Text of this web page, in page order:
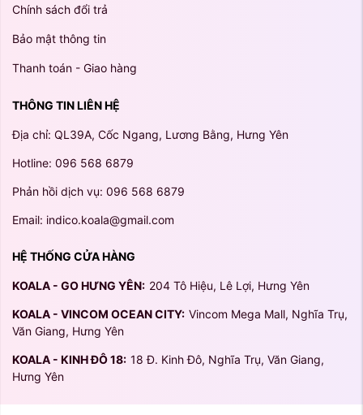
Chính sách đổi trả
Bảo mật thông tin
Thanh toán - Giao hàng
THÔNG TIN LIÊN HỆ
Địa chỉ: QL39A, Cốc Ngang, Lương Bằng, Hưng Yên
Hotline: 096 568 6879
Phản hồi dịch vụ: 096 568 6879
Email: indico.koala@gmail.com
HỆ THỐNG CỬA HÀNG
KOALA - GO HƯNG YÊN: 204 Tô Hiệu, Lê Lợi, Hưng Yên
KOALA - VINCOM OCEAN CITY: Vincom Mega Mall, Nghĩa Trụ,
Văn Giang, Hưng Yên
KOALA - KINH ĐÔ 18: 18 Đ. Kinh Đô, Nghĩa Trụ, Văn Giang,
Hưng Yên